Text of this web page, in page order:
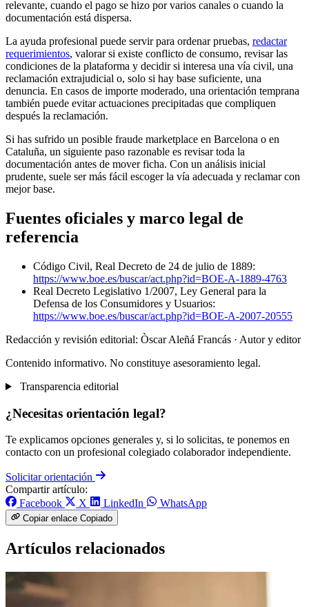
relevante, cuando el pago se hizo por varios canales o cuando la
documentación está dispersa.
La ayuda profesional puede servir para ordenar pruebas, redactar
requerimientos, valorar si existe conflicto de consumo, revisar las
condiciones de la plataforma y decidir si interesa una vía civil, una
reclamación extrajudicial o, solo si hay base suficiente, una
denuncia. En casos de importe moderado, una orientación temprana
también puede evitar actuaciones precipitadas que compliquen
después la reclamación.
Si has sufrido un posible fraude marketplace en Barcelona o en
Cataluña, un siguiente paso razonable es revisar toda la
documentación antes de mover ficha. Con un análisis inicial
prudente, suele ser más fácil escoger la vía adecuada y reclamar con
mejor base.
Fuentes oficiales y marco legal de
referencia
Código Civil, Real Decreto de 24 de julio de 1889:
https://www.boe.es/buscar/act.php?id=BOE-A-1889-4763
Real Decreto Legislativo 1/2007, Ley General para la
Defensa de los Consumidores y Usuarios:
https://www.boe.es/buscar/act.php?id=BOE-A-2007-20555
Redacción y revisión editorial: Òscar Aleñá Francás · Autor y editor
Contenido informativo. No constituye asesoramiento legal.
Transparencia editorial
¿Necesitas orientación legal?
Te explicamos opciones generales y, si lo solicitas, te ponemos en
contacto con un profesional colegiado colaborador independiente.
Solicitar orientación
Compartir artículo:
Facebook
X LinkedIn WhatsApp
Copiar enlace Copiado
Artículos relacionados